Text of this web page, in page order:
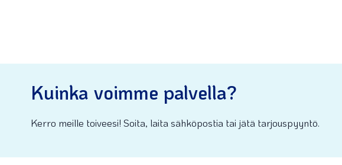
Kuinka voimme palvella?
Kerro meille toiveesi! Soita, laita sähköpostia tai jätä tarjouspyyntö.